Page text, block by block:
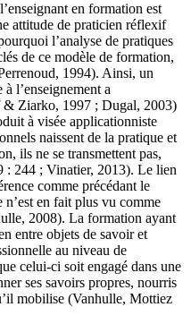
en formation est
attitude de praticien réflexif
l’analyse de pratiques
de ce modèle de formation,
1994). Ainsi, un
l’enseignement a
& Ziarko, 1997 ; Dugal, 2003)
à visée applicationniste
naissent de la pratique et
ils ne se transmettent pas,
: 244 ; Vinatier, 2013). Le lien
comme précédant le
n’est en fait plus vu comme
2008). La formation ayant
entre objets de savoir et
au niveau de
celui-ci soit engagé dans une
ses savoirs propres, nourris
mobilise (Vanhulle, Mottiez